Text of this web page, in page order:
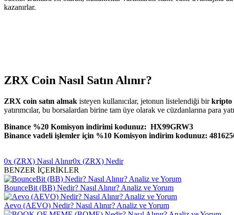
kazanırlar.
ZRX Coin Nasıl Satın Alınır?
ZRX coin satın almak isteyen kullanıcılar, jetonun listelendiği birkripto
yatırımcılar, bu borsalardan birine tam üye olarak ve cüzdanlarına para
Binance %20 Komisyon indirimi kodunuz: HX99GRW3
Binance vadeli işlemler için %10 Komisyon indirim kodunuz:
0x (ZRX) Nasıl Alınır0x (ZRX) Nedir
BENZER İÇERİKLER
BounceBit (BB) Nedir? Nasıl Alınır? Analiz ve Yorum
Aevo (AEVO) Nedir? Nasıl Alınır? Analiz ve Yorum